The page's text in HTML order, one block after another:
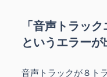
「音声トラッ
というエラーが
音声トラックが８ト